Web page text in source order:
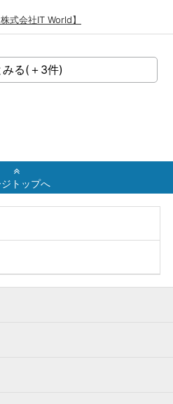
式会社IT World】
みる(＋3件)
トップへ